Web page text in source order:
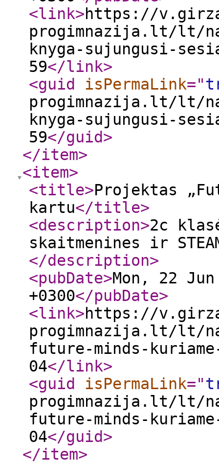
<link>https://
progimnazija.lt/lt/
knyga-sujungusi-
59</link>
<guid
isPermaLink="
progimnazija.lt/lt/
knyga-sujungusi-
59</guid>
</item>
<item>
<title>Projektas
kartu</title>
<description>2c
skaitmenines ir
</description>
<pubDate>Mon, 22
+0300</pubDate>
<link>https://
progimnazija.lt/lt/
future-minds-
04</link>
<guid
isPermaLink="
progimnazija.lt/lt/
future-minds-
04</guid>
</item>